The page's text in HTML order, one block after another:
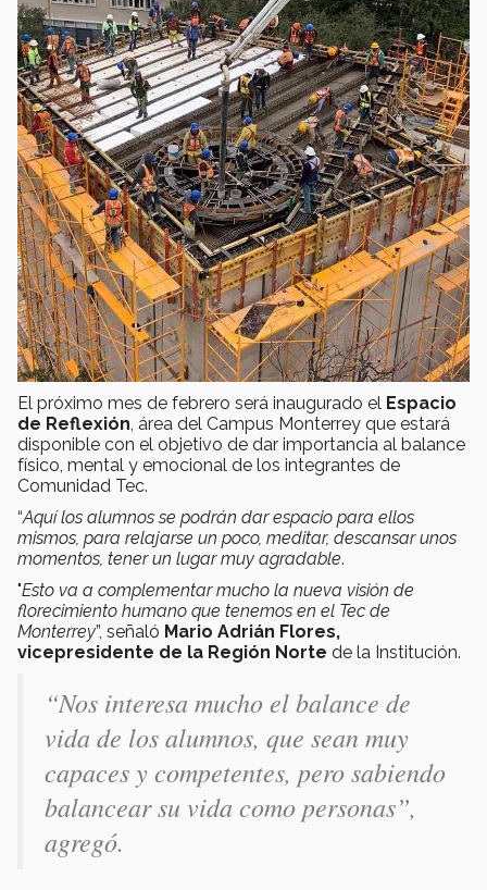
El próximo mes de febrero será inaugurado el Espacio
de Reflexión, área del Campus Monterrey que estará
disponible con el objetivo de dar importancia al balance
físico, mental y emocional de los integrantes de
Comunidad Tec.
“Aquí los alumnos se podrán dar espacio para ellos
mismos, para relajarse un poco, meditar, descansar unos
momentos, tener un lugar muy agradable.
"Esto va a complementar mucho la nueva visión de
florecimiento humano que tenemos en el Tec de
Monterrey”, señaló Mario Adrián Flores,
vicepresidente de la Región Norte de la Institución.
“Nos interesa mucho el balance de
vida de los alumnos, que sean muy
capaces y competentes, pero sabiendo
balancear su vida como personas”,
agregó.